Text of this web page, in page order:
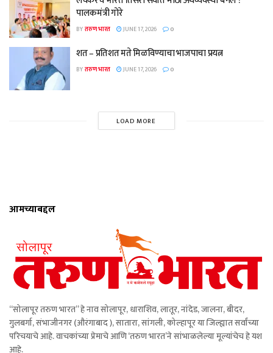
पालकमंत्री गोरे
BYतरुण भारत JUNE 17, 2026 0
शत – प्रतिशत मते मिळविण्याचा भाजपाचा प्रयत्न
BYतरुण भारत JUNE 17, 2026 0
LOAD MORE
आमच्याबद्दल
“सोलापूर तरुण भारत” हे नाव सोलापूर, धाराशिव, लातूर, नांदेड, जालना, बीदर,
गुलबर्गा, संभाजीनगर (औरंगाबाद ), सातारा, सांगली, कोल्हापूर या जिल्ह्यात सर्वांच्या
परिचयाचे आहे. वाचकांच्या प्रेमाचे आणि ‘तरुण भारत’ने सांभाळलेल्या मूल्यांचेच हे यश
आहे.